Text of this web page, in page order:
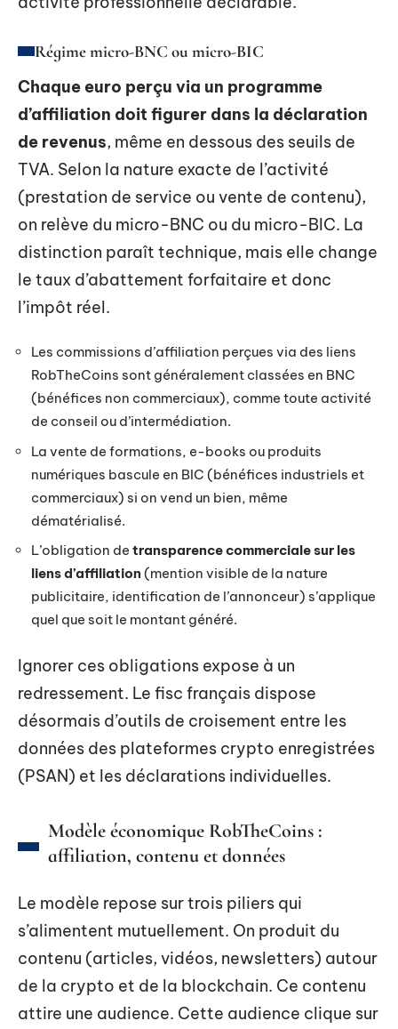
Régime micro-BNC ou micro-BIC
Chaque euro perçu via un programme
d’affiliation doit figurer dans la déclaration
de revenus, même en dessous des seuils de
TVA. Selon la nature exacte de l’activité
(prestation de service ou vente de contenu),
on relève du micro-BNC ou du micro-BIC. La
distinction paraît technique, mais elle change
le taux d’abattement forfaitaire et donc
l’impôt réel.
Les commissions d’affiliation perçues via des liens
RobTheCoins sont généralement classées en BNC
(bénéfices non commerciaux), comme toute activité
de conseil ou d’intermédiation.
La vente de formations, e-books ou produits
numériques bascule en BIC (bénéfices industriels et
commerciaux) si on vend un bien, même
dématérialisé.
L’obligation de transparence commerciale sur les
liens d’affiliation (mention visible de la nature
publicitaire, identification de l’annonceur) s’applique
quel que soit le montant généré.
Ignorer ces obligations expose à un
redressement. Le fisc français dispose
désormais d’outils de croisement entre les
données des plateformes crypto enregistrées
(PSAN) et les déclarations individuelles.
Modèle économique RobTheCoins :
affiliation, contenu et données
Le modèle repose sur trois piliers qui
s’alimentent mutuellement. On produit du
contenu (articles, vidéos, newsletters) autour
de la crypto et de la blockchain. Ce contenu
attire une audience. Cette audience clique sur